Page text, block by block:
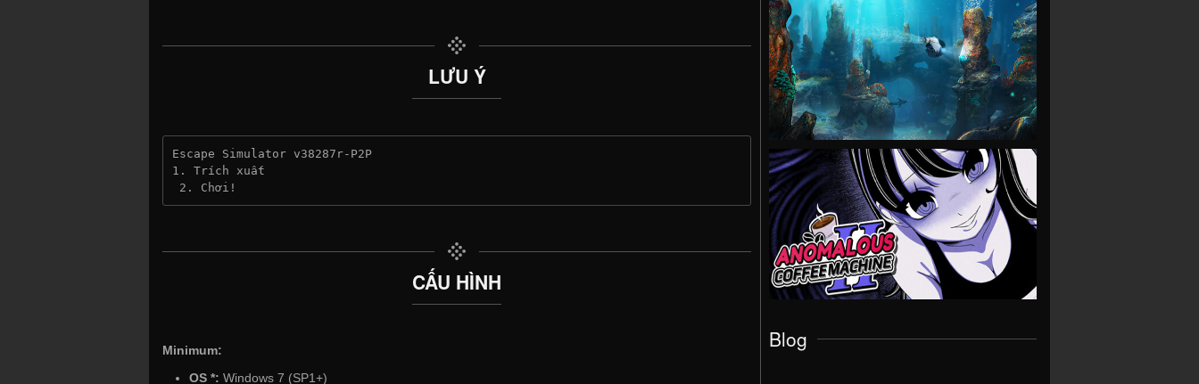
LƯU Ý
Escape Simulator v38287r-P2P
1. Trích xuất
2. Chơi!
CẤU HÌNH
Minimum:
OS *: Windows 7 (SP1+)
VIEW
VIEW
Blog